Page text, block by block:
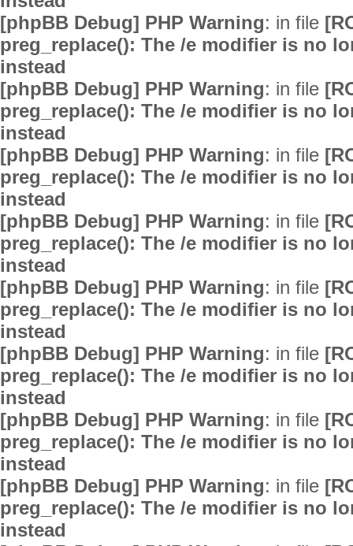
[phpBB Debug] PHP Warning: in file
preg_replace(): The /e modifier is no
instead
[phpBB Debug] PHP Warning: in file
preg_replace(): The /e modifier is no
instead
[phpBB Debug] PHP Warning: in file
preg_replace(): The /e modifier is no
instead
[phpBB Debug] PHP Warning: in file
preg_replace(): The /e modifier is no
instead
[phpBB Debug] PHP Warning: in file
preg_replace(): The /e modifier is no
instead
[phpBB Debug] PHP Warning: in file
preg_replace(): The /e modifier is no
instead
[phpBB Debug] PHP Warning: in file
preg_replace(): The /e modifier is no
instead
[phpBB Debug] PHP Warning: in file
preg_replace(): The /e modifier is no
instead